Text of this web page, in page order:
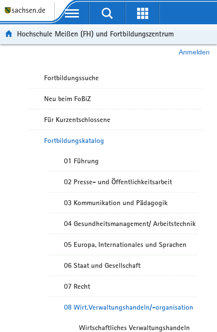
Portalübergreifende Navigation
Hochschule Meißen (FH) und Fortbildungszentrum
Anmelden
Fortbildungssuche
Neu beim FoBiZ
Für Kurzentschlossene
Fortbildungskatalog
01 Führung
02 Presse- und Öffentlichkeitsarbeit
03 Kommunikation und Pädagogik
04 Gesundheitsmanagement/ Arbeitstechnik
05 Europa, Internationales und Sprachen
06 Staat und Gesellschaft
07 Recht
08 Wirt.Verwaltungshandeln/-organisation
Wirtschaftliches Verwaltungshandeln